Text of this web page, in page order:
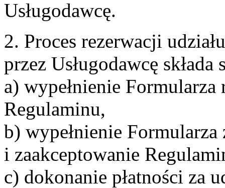
Usługodawcę.
2. Proces rezerwacji
przez Usługodawcę
a) wypełnienie
Regulaminu,
b) wypełnienie Formularza
i zaakceptowanie
c) dokonanie płatności za